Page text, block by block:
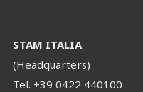
STAM ITALIA
(Headquarters)
Tel. +39 0422 440100